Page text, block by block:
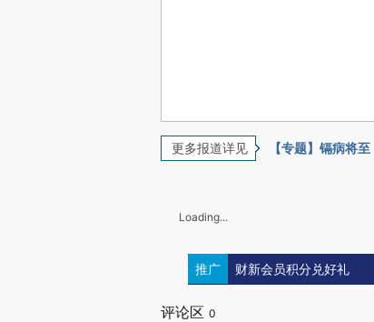
更多报道详见 【专题】镉病将至
Loading...
推广 财新会员积分兑好礼
评论区 0